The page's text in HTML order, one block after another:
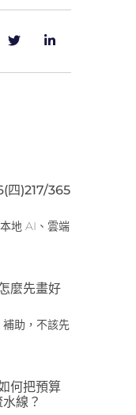
四)217/365
地 AI、雲端
麼先畫好
助，不該先
何把預算
線？